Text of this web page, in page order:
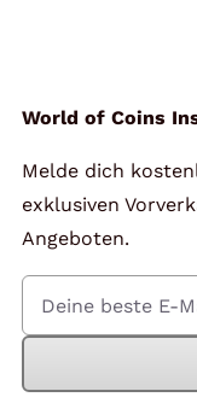
World of Coins
Melde dich
exklusiven
Angeboten.